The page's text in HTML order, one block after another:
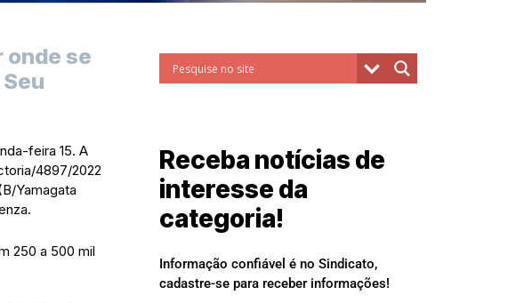
onde se
feira 15. A
4897/2022
Yamagata
250 a 500 mil
Receba notícias de
interesse da
categoria!
Informação confiável é no Sindicato,
cadastre-se para receber informações!